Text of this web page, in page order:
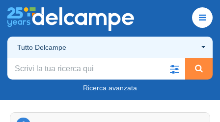
Tutto Delcampe
Ricerca avanzata